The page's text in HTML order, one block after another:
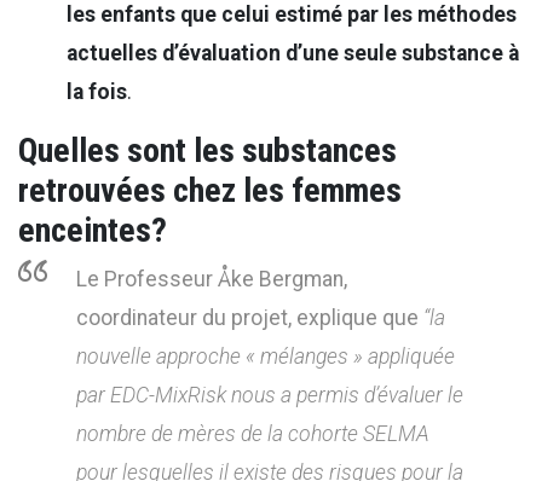
les enfants que celui estimé par les méthodes
actuelles d’évaluation d’une seule substance à
la fois.
Quelles sont les substances
retrouvées chez les femmes
enceintes?
Le Professeur Åke Bergman,
coordinateur du projet, explique que “la
nouvelle approche « mélanges » appliquée
par EDC-MixRisk nous a permis d’évaluer le
nombre de mères de la cohorte SELMA
pour lesquelles il existe des risques pour la